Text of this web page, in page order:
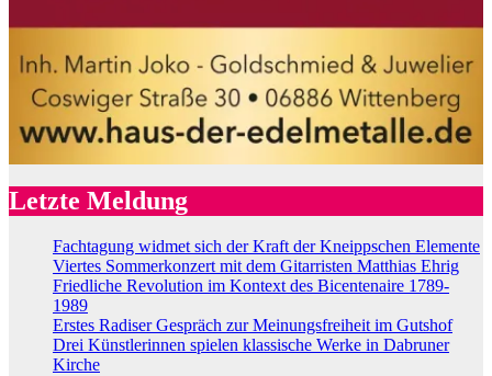
Letzte Meldung
Fachtagung widmet sich der Kraft der Kneippschen Elemente
Viertes Sommerkonzert mit dem Gitarristen Matthias Ehrig
Friedliche Revolution im Kontext des Bicentenaire 1789-
1989
Erstes Radiser Gespräch zur Meinungsfreiheit im Gutshof
Drei Künstlerinnen spielen klassische Werke in Dabruner
Kirche